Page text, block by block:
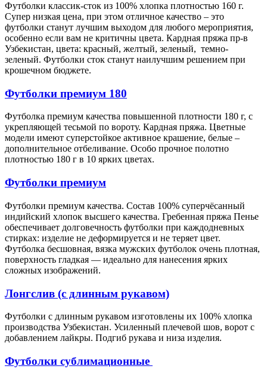
Футболки классик-сток из 100% хлопка плотностью 160 г.
Супер низкая цена, при этом отличное качество – это
футболки станут лучшим выходом для любого мероприятия,
особенно если вам не критичны цвета. Кардная пряжа пр-в
Узбекистан, цвета: красный, желтый, зеленый, темно-
зеленый. Футболки сток станут наилучшим решением при
крошечном бюджете.
Футболки премиум 180
Футболка премиум качества повышенной плотности 180 г, с
укрепляющей тесьмой по вороту. Кардная пряжа. Цветные
модели имеют суперстойкое активное крашение, белые –
дополнительное отбеливание. Особо прочное полотно
плотностью 180 г в 10 ярких цветах.
Футболки премиум
Футболки премиум качества. Состав 100% суперчёсанный
индийский хлопок высшего качества. Гребенная пряжа Пенье
обеспечивает долговечность футболки при каждодневных
стирках: изделие не деформируется и не теряет цвет.
Футболка бесшовная, вязка мужских футболок очень плотная,
поверхность гладкая — идеально для нанесения ярких
сложных изображений.
Лонгслив (с длинным рукавом)
Футболки с длинным рукавом изготовлены их 100% хлопка
производства Узбекистан. Усиленный плечевой шов, ворот с
добавлением лайкры. Подгиб рукава и низа изделия.
Футболки сублимационные